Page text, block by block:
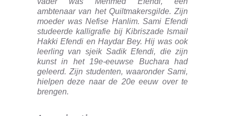
ambtenaar van het Quiltmakersgilde. Zijn
moeder was Nefise Hanlim. Sami Efendi
studeerde kalligrafie bij Kibriszade Ismail
Hakki Efendi en Haydar Bey. Hij was ook
leerling van sjeik Sadik Efendi, die zijn
kunst in het 19e-eeuwse Buchara had
geleerd. Zijn studenten, waaronder Sami,
hielpen deze naar de 20e eeuw over te
brengen.